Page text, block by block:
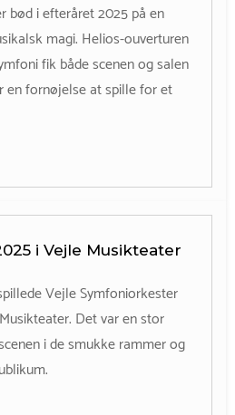
bød i efteråret 2025 på en
magi. Helios-ouverturen
fik både scenen og salen
en fornøjelse at spille for et
i Vejle Musikteater
Vejle Symfoniorkester
Det var en stor
i de smukke rammer og